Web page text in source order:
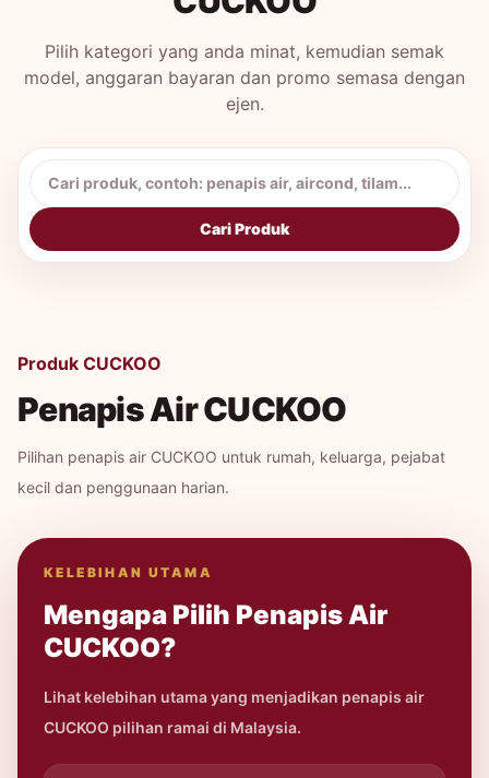
Pilih kategori yang anda minat, kemudian semak
model, anggaran bayaran dan promo semasa dengan
ejen.
Cari produk CUCKOO
Cari Produk
Produk CUCKOO
Penapis Air CUCKOO
Pilihan penapis air CUCKOO untuk rumah, keluarga, pejabat
kecil dan penggunaan harian.
KELEBIHAN UTAMA
Mengapa Pilih Penapis Air
CUCKOO?
Lihat kelebihan utama yang menjadikan penapis air
CUCKOO pilihan ramai di Malaysia.